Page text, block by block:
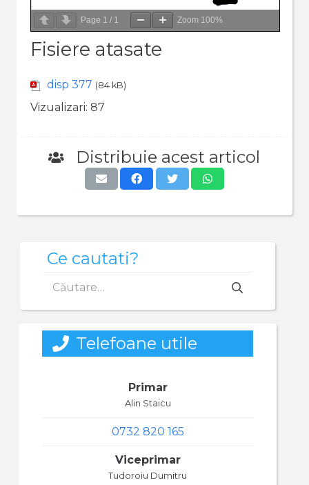
Page 1 / 1 Zoom 100%
Fisiere atasate
disp 377 (84 kB)
Vizualizari: 87
Distribuie acest articol
Ce cautati?
după:
Telefoane utile
Primar
Alin Staicu
0732 820 165
Viceprimar
Tudoroiu Dumitru